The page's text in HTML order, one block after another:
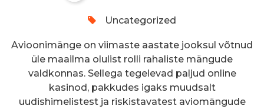
Uncategorized
Avioonimänge on viimaste aastate jooksul võtnud
üle maailma olulist rolli rahaliste mängude
valdkonnas. Sellega tegelevad paljud online
kasinod, pakkudes igaks muudsalt
uudishimelistest ja riskistavatest aviomängude